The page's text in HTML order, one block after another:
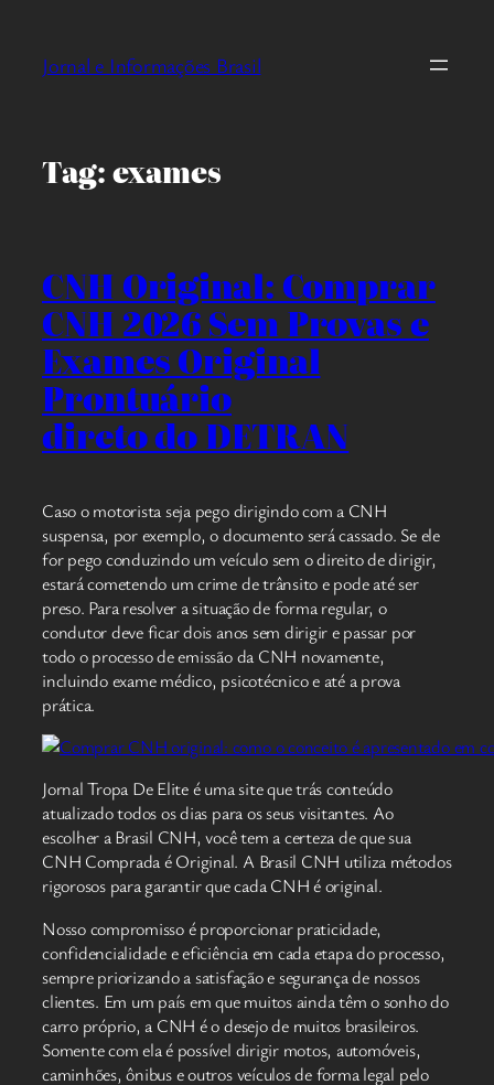
Jornal e Informações Brasil
Tag:exames
CNH Original: Comprar
CNH 2026 Sem Provas e
Exames Original
Prontuário
direto do DETRAN
Caso o motorista seja pego dirigindo com a CNH
suspensa, por exemplo, o documento será cassado. Se ele
for pego conduzindo um veículo sem o direito de dirigir,
estará cometendo um crime de trânsito e pode até ser
preso. Para resolver a situação de forma regular, o
condutor deve ficar dois anos sem dirigir e passar por
todo o processo de emissão da CNH novamente,
incluindo exame médico, psicotécnico e até a prova
prática.
Jornal Tropa De Elite é uma site que trás conteúdo
atualizado todos os dias para os seus visitantes. Ao
escolher a Brasil CNH, você tem a certeza de que sua
CNH Comprada é Original. A Brasil CNH utiliza métodos
rigorosos para garantir que cada CNH é original.
Nosso compromisso é proporcionar praticidade,
confidencialidade e eficiência em cada etapa do processo,
sempre priorizando a satisfação e segurança de nossos
clientes. Em um país em que muitos ainda têm o sonho do
carro próprio, a CNH é o desejo de muitos brasileiros.
Somente com ela é possível dirigir motos, automóveis,
caminhões, ônibus e outros veículos de forma legal pelo